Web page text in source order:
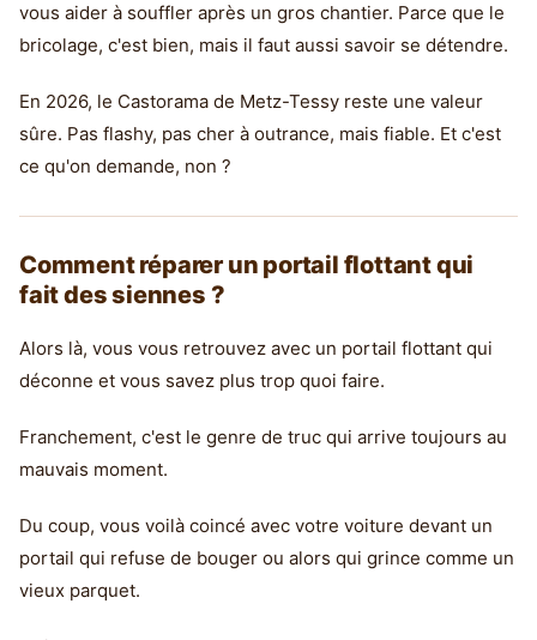
vous aider à souffler après un gros chantier. Parce que le
bricolage, c'est bien, mais il faut aussi savoir se détendre.
En 2026, le Castorama de Metz-Tessy reste une valeur
sûre. Pas flashy, pas cher à outrance, mais fiable. Et c'est
ce qu'on demande, non ?
Comment réparer un portail flottant qui
fait des siennes ?
Alors là, vous vous retrouvez avec un portail flottant qui
déconne et vous savez plus trop quoi faire.
Franchement, c'est le genre de truc qui arrive toujours au
mauvais moment.
Du coup, vous voilà coincé avec votre voiture devant un
portail qui refuse de bouger ou alors qui grince comme un
vieux parquet.